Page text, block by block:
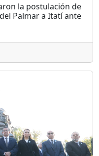
la postulación de
Palmar a Itatí ante